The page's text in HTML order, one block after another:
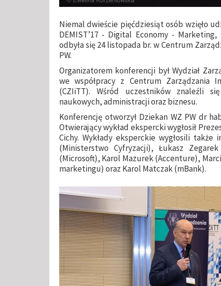
Niemal dwieście pięćdziesiąt osób wzięło
DEMIST’17 - Digital Economy -
odbyła się 24 listopada br. w Centrum
PW.
Organizatorem konferencji był Wydział
we współpracy z Centrum Zarządzania
(CZIiTT). Wśród uczestników znaleźli
naukowych, administracji oraz biznesu.
Konferencję otworzył Dziekan WZ PW dr
Otwierający wykład ekspercki wygłosił
Cichy. Wykłady eksperckie wygłosili
(Ministerstwo Cyfryzacji), Łukasz
(Microsoft), Karol Mazurek (Accenture),
marketingu) oraz Karol Matczak (mBank).